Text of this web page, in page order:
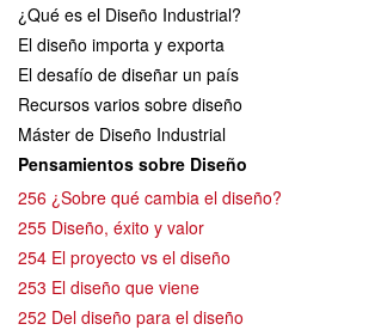
¿Qué es el Diseño Industrial?
El diseño importa y exporta
El desafío de diseñar un país
Recursos varios sobre diseño
Máster de Diseño Industrial
Pensamientos sobre Diseño
256 ¿Sobre qué cambia el diseño?
255 Diseño, éxito y valor
254 El proyecto vs el diseño
253 El diseño que viene
252 Del diseño para el diseño